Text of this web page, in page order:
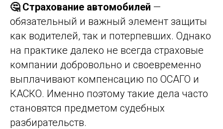
🤔 Страхование автомобилей —
обязательный и важный элемент защиты
как водителей, так и потерпевших. Однако
на практике далеко не всегда страховые
компании добровольно и своевременно
выплачивают компенсацию по ОСАГО и
КАСКО. Именно поэтому такие дела часто
становятся предметом судебных
разбирательств.